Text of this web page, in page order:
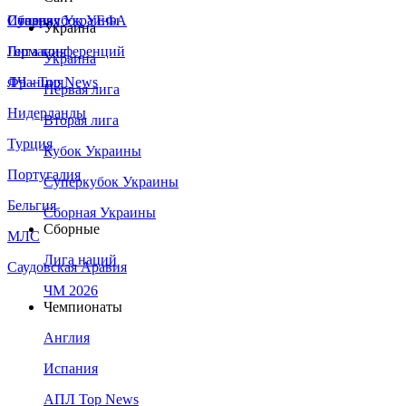
Сборная Украины
Италия
Германия
Франция
Нидерланды
Турция
Португалия
Бельгия
МЛС
Саудовская Аравия
Суперкубок УЕФА
Лига конференций
ЛЧ - Top News
Украина
Украина
Первая лига
Вторая лига
Кубок Украины
Суперкубок Украины
Сборная Украины
Сборные
Лига наций
ЧМ 2026
Чемпионаты
Англия
Испания
АПЛ Top News